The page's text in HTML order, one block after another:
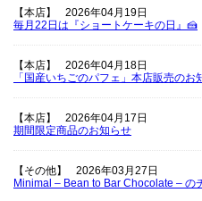
【本店】
2026年04月19日
毎月22日は『ショートケーキの日』🍰
【本店】
2026年04月18日
「国産いちごのパフェ」本店販売のお
【本店】
2026年04月17日
期間限定商品のお知らせ
【その他】
2026年03月27日
Minimal – Bean to Bar Chocolate – の